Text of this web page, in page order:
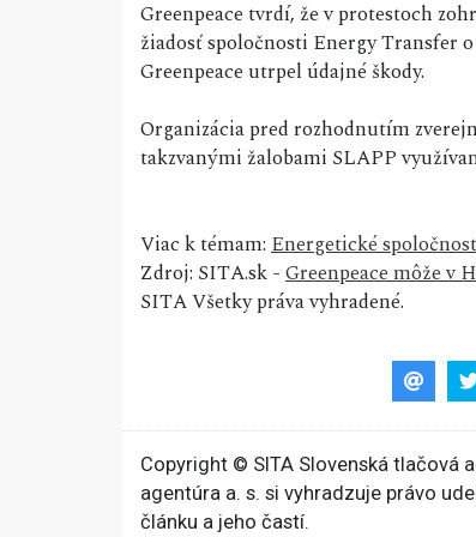
Greenpeace tvrdí, že v protestoch
žiadosť spoločnosti Energy Transfer
Greenpeace utrpel údajné škody.
Organizácia pred rozhodnutím
takzvanými žalobami SLAPP
Viac k témam:Energetické
Zdroj: SITA.sk -Greenpeace môže v
SITA Všetky práva vyhradené.
Copyright © SITA Slovenská tlačová
agentúra a. s. si vyhradzuje právo
článku a jeho častí.